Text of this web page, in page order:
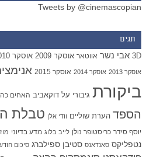
Tweets by @cinemascopian
תגים
3D אבי נשר אווטאר אוסקר 2009 אוסקר 2010
אוסקר 2013 אוסקר 2014 אוסקר 2015
ביקורת גיבורי על דוקאביב האחים
הספד הערת שוליים וודי אלן טבלת
יוסף סידר כריסטופר נולן לייב בלוג מדע בדיוני
נטפליקס סאנדאנס סטיבן ספילברג סיכום